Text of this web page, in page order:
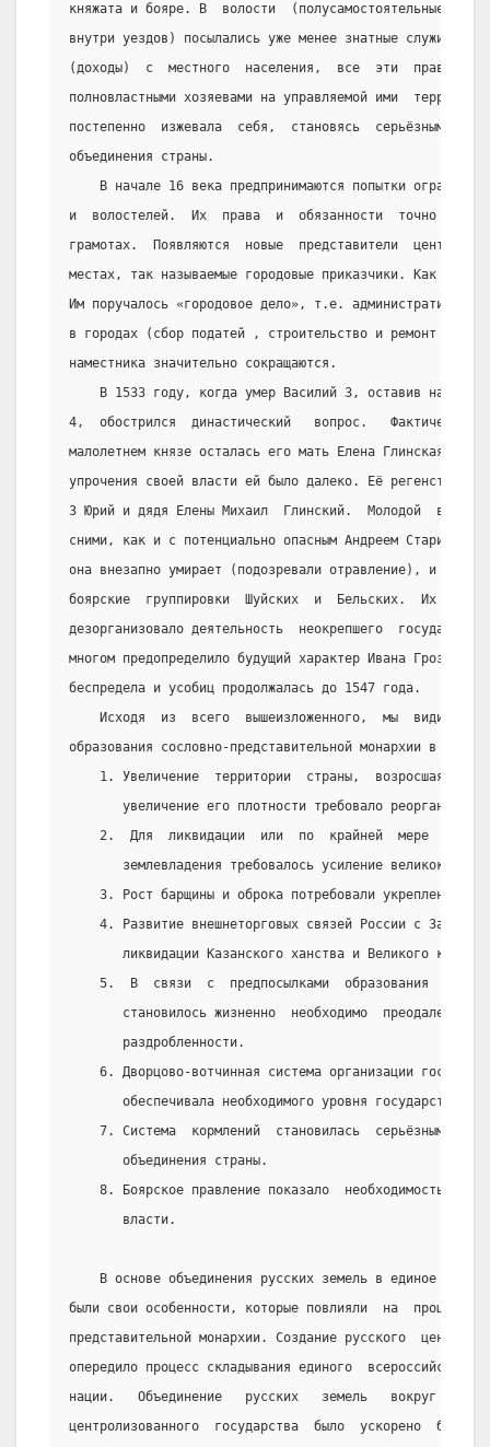
княжата и бояре. В  волости  (полусамостоятельные
внутри уездов) посылались уже менее знатные служилые
(доходы)  с  местного  населения,  все  эти  правители
полновластными хозяевами на управляемой ими
постепенно  изжевала  себя,  становясь  серьёзным
объединения страны.
В начале 16 века предпринимаются попытки
и  волостелей.  Их  права  и  обязанности  точно
грамотах.  Появляются  новые  представители
местах, так называемые городовые приказчики. Как
Им поручалось «городовое дело», т.е. административно-
в городах (сбор податей , строительство и ремонт
наместника значительно сокращаются.
В 1533 году, когда умер Василий 3, оставив
4,  обострился  династический   вопрос.   Фактической
малолетнем князе осталась его мать Елена Глинская.
упрочения своей власти ей было далеко. Её регенство
3 Юрий и дядя Елены Михаил  Глинский.  Молодой  вдове
сними, как и с потенциально опасным Андреем
она внезапно умирает (подозревали отравление), и
боярские  группировки  Шуйских  и  Бельских.  Их
дезорганизовало деятельность  неокрепшего
многом предопределило будущий характер Ивана
беспредела и усобиц продолжалась до 1547 года.
Исходя  из  всего  вышеизложенного,  мы  видим
образования сословно-представительной монархии в
1. Увеличение  территории  страны,  возросшая
увеличение его плотности требовало
2.  Для  ликвидации  или  по  крайней  мере
землевладения требовалось усиление
3. Рост барщины и оброка потребовали укрепления
4. Развитие внешнеторговых связей России с Западом
ликвидации Казанского ханства и Великого
5.  В  связи  с  предпосылками  образования
становилось жизненно  необходимо  преодаление
       раздробленности.
6. Дворцово-вотчинная система организации
обеспечивала необходимого уровня
7. Система  кормлений  становилась  серьёзным
       объединения страны.
8. Боярское правление показало  необходимость
       власти.
В основе объединения русских земель в единое
были свои особенности, которые повлияли  на  процесс
представительной монархии. Создание русского
опередило процесс складывания единого
нации.   Объединение   русских   земель   вокруг
центролизованного  государства  было  ускорено